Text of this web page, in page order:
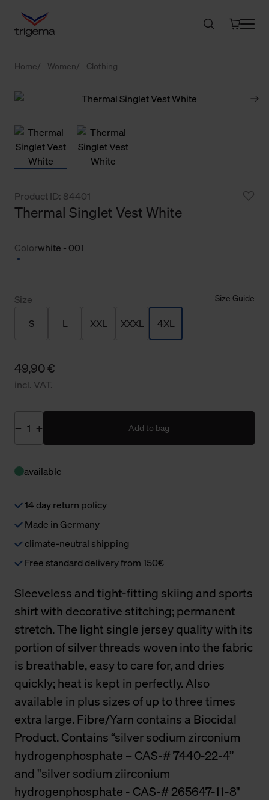
Home Women Clothing
Product ID: 84401
Thermal Singlet Vest White
Colorwhite - 001
Size Size Guide
S L XXL XXXL 4XL
49,90 €
incl. VAT.
Add to bag
available
14 day return policy
Made in Germany
climate-neutral shipping
Free standard delivery from 150€
Sleeveless and tight-fitting skiing and sports
shirt with decorative stitching; permanent
stretch. The light single jersey quality with its
portion of silver threads woven into the fabric
is breathable, easy to care for, and dries
quickly; heat is kept in perfectly. Also
available in plus sizes of up to three times
extra large. Fibre/Yarn contains a Biocidal
Product. Contains “silver sodium zirconium
hydrogenphosphate – CAS-# 7440-22-4”
and "silver sodium ziirconium
hydrogenphosphate - CAS-# 265647-11-8"